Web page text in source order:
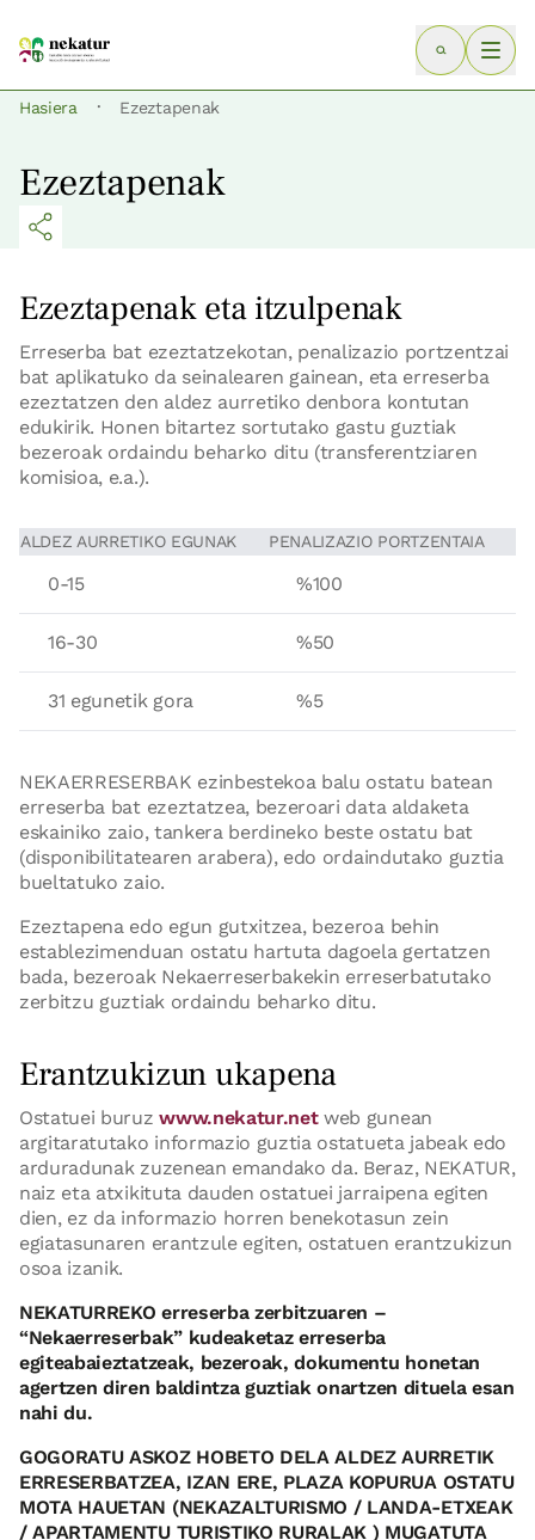
Hasiera · Ezeztapenak
Ezeztapenak
Ezeztapenak eta itzulpenak
Erreserba bat ezeztatzekotan, penalizazio portzentzai
bat aplikatuko da seinalearen gainean, eta erreserba
ezeztatzen den aldez aurretiko denbora kontutan
edukirik. Honen bitartez sortutako gastu guztiak
bezeroak ordaindu beharko ditu (transferentziaren
komisioa, e.a.).
ALDEZ AURRETIKO EGUNAK PENALIZAZIO PORTZENTAIA
0-15 %100
16-30 %50
31 egunetik gora %5
NEKAERRESERBAK ezinbestekoa balu ostatu batean
erreserba bat ezeztatzea, bezeroari data aldaketa
eskainiko zaio, tankera berdineko beste ostatu bat
(disponibilitatearen arabera), edo ordaindutako guztia
bueltatuko zaio.
Ezeztapena edo egun gutxitzea, bezeroa behin
establezimenduan ostatu hartuta dagoela gertatzen
bada, bezeroak Nekaerreserbakekin erreserbatutako
zerbitzu guztiak ordaindu beharko ditu.
Erantzukizun ukapena
Ostatuei buruzwww.nekatur.netweb gunean
argitaratutako informazio guztia ostatueta jabeak edo
arduradunak zuzenean emandako da. Beraz, NEKATUR,
naiz eta atxikituta dauden ostatuei jarraipena egiten
dien, ez da informazio horren benekotasun zein
egiatasunaren erantzule egiten, ostatuen erantzukizun
osoa izanik.
NEKATURREKO erreserba zerbitzuaren –
“Nekaerreserbak” kudeaketaz erreserba
egiteabaieztatzeak, bezeroak, dokumentu honetan
agertzen diren baldintza guztiak onartzen dituela esan
nahi du.
GOGORATU ASKOZ HOBETO DELA ALDEZ AURRETIK
ERRESERBATZEA, IZAN ERE, PLAZA KOPURUA OSTATU
MOTA HAUETAN (NEKAZALTURISMO / LANDA-ETXEAK
/ APARTAMENTU TURISTIKO RURALAK ) MUGATUTA